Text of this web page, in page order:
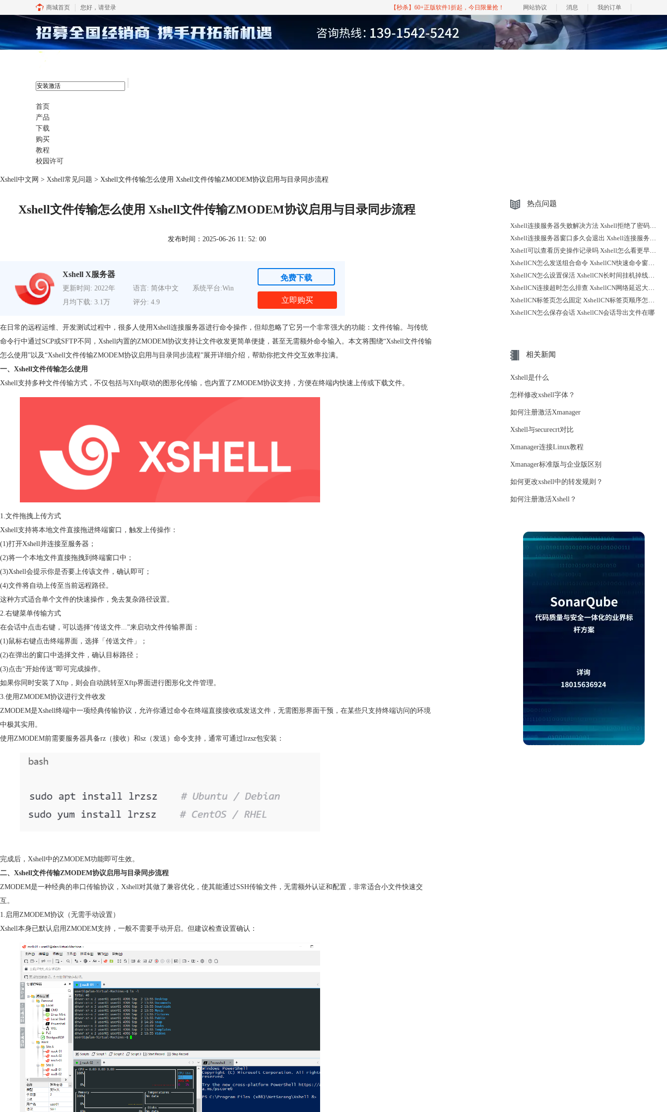
商城首页 您好， 请登录 【秒杀】60+正版软件1折起，今日限量抢！ 网站协议 消息 我的订单
首页
产品
下载
购买
教程
校园许可
Xshell中文网 > Xshell常见问题 > Xshell文件传输怎么使用 Xshell文件传输ZMODEM协议启用与目录同步流程
Xshell文件传输怎么使用 Xshell文件传输ZMODEM协议启用与目录同步流程
发布时间：2025-06-26 11: 52: 00
Xshell X服务器
更新时间: 2022年 语言: 简体中文
系统平台:Win
月均下载: 3.1万
评分: 4.9
免费下载
立即购买
在日常的远程运维、开发测试过程中，很多人使用Xshell连接服务器进行命令操作，但却忽略了它另一个非常强大的功能：文件传输。与传统
命令行中通过SCP或SFTP不同，Xshell内置的ZMODEM协议支持让文件收发更简单便捷，甚至无需额外命令输入。本文将围绕“Xshell文件传输
怎么使用”以及“Xshell文件传输ZMODEM协议启用与目录同步流程”展开详细介绍，帮助你把文件交互效率拉满。
一、Xshell文件传输怎么使用
Xshell支持多种文件传输方式，不仅包括与Xftp联动的图形化传输，也内置了ZMODEM协议支持，方便在终端内快速上传或下载文件。
1.文件拖拽上传方式
Xshell支持将本地文件直接拖进终端窗口，触发上传操作：
(1)打开Xshell并连接至服务器；
(2)将一个本地文件直接拖拽到终端窗口中；
(3)Xshell会提示你是否要上传该文件，确认即可；
(4)文件将自动上传至当前远程路径。
这种方式适合单个文件的快速操作，免去复杂路径设置。
2.右键菜单传输方式
在会话中点击右键，可以选择“传送文件...”来启动文件传输界面：
(1)鼠标右键点击终端界面，选择「传送文件」；
(2)在弹出的窗口中选择文件，确认目标路径；
(3)点击“开始传送”即可完成操作。
如果你同时安装了Xftp，则会自动跳转至Xftp界面进行图形化文件管理。
3.使用ZMODEM协议进行文件收发
ZMODEM是Xshell终端中一项经典传输协议，允许你通过命令在终端直接接收或发送文件，无需图形界面干预，在某些只支持终端访问的环境
中极其实用。
使用ZMODEM前需要服务器具备rz（接收）和sz（发送）命令支持，通常可通过lrzsz包安装：
完成后，Xshell中的ZMODEM功能即可生效。
二、Xshell文件传输ZMODEM协议启用与目录同步流程
ZMODEM是一种经典的串口传输协议，Xshell对其做了兼容优化，使其能通过SSH传输文件，无需额外认证和配置，非常适合小文件快速交
互。
1.启用ZMODEM协议（无需手动设置）
Xshell本身已默认启用ZMODEM支持，一般不需要手动开启。但建议检查设置确认：
热点问题
Xshell连接服务器失败解决方法 Xshell拒绝了密码怎么回事
Xshell连接服务器窗口多久会退出 Xshell连接服务器时不弹出登录提示
Xshell可以查看历史操作记录吗 Xshell怎么看更早之前的记录
XshellCN怎么发送组合命令 XshellCN快速命令窗口怎么打开
XshellCN怎么设置保活 XshellCN长时间挂机掉线怎么减少
XshellCN连接超时怎么排查 XshellCN网络延迟大怎么优化
XshellCN标签页怎么固定 XshellCN标签页顺序怎么调整
XshellCN怎么保存会话 XshellCN会话导出文件在哪
相关新闻
Xshell是什么
怎样修改xshell字体？
如何注册激活Xmanager
Xshell与securecrt对比
Xmanager连接Linux教程
Xmanager标准版与企业版区别
如何更改xshell中的转发规则？
如何注册激活Xshell？